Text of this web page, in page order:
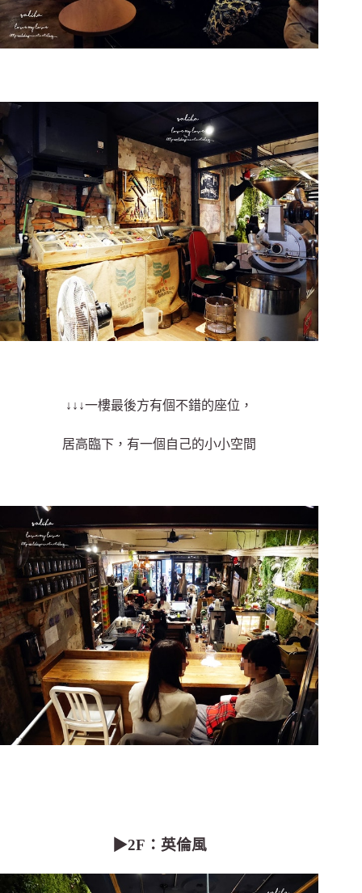
↓↓↓一樓最後方有個不錯的座位，
居高臨下，有一個自己的小小空間
▶2F：英倫風